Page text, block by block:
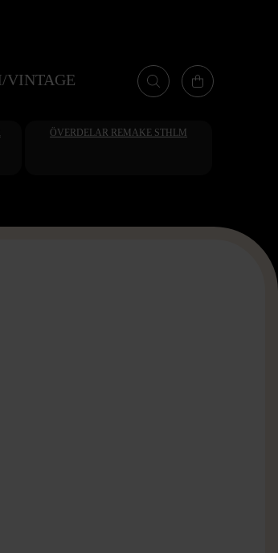
VINTAGE
ÖVERDELAR REMAKE STHLM